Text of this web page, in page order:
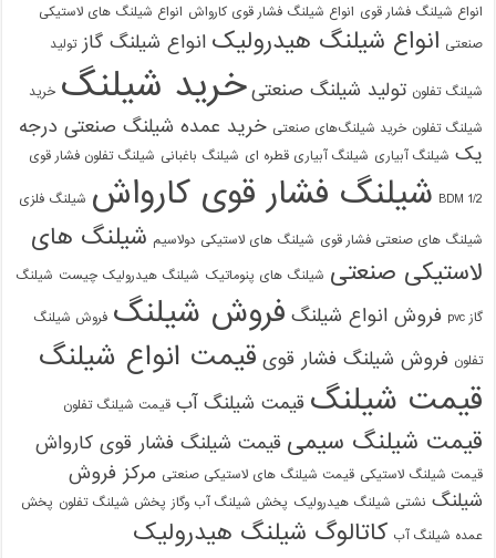
انواع شیلنگ فشار قوی انواع شیلنگ فشار قوی کارواش انواع شیلنگ های لاستیکی
صنعتی انواع شیلنگ هیدرولیک انواع شیلنگ گاز تولید
شیلنگ تفلون تولید شیلنگ صنعتی خرید شیلنگ خرید
شیلنگ تفلون خرید شیلنگ‌های صنعتی خرید عمده شیلنگ صنعتی درجه
یک شیلنگ آبیاری شیلنگ آبیاری قطره ای شیلنگ باغبانی شیلنگ تفلون فشار قوی
1/2 BDM شیلنگ فشار قوی کارواش شیلنگ فلزی
شیلنگ های صنعتی فشار قوی شیلنگ های لاستیکی دولاسیم شیلنگ های
لاستیکی صنعتی شیلنگ های پنوماتیک شیلنگ هیدرولیک چیست شیلنگ
گاز pvc فروش انواع شیلنگ فروش شیلنگ فروش شیلنگ
تفلون فروش شیلنگ فشار قوی قیمت انواع شیلنگ
قیمت شیلنگ قیمت شیلنگ آب قیمت شیلنگ تفلون
قیمت شیلنگ سیمی قیمت شیلنگ فشار قوی کارواش
قیمت شیلنگ لاستیکی قیمت شیلنگ های لاستیکی صنعتی مرکز فروش
شیلنگ نشتی شیلنگ هیدرولیک پخش شیلنگ آب وگاز پخش شیلنگ تفلون پخش
عمده شیلنگ آب کاتالوگ شیلنگ هیدرولیک